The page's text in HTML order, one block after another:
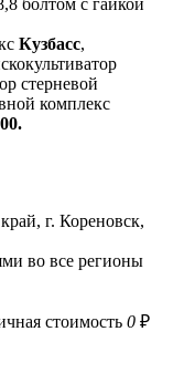
Кузбасс,
стерневой
комплекс
г. Кореновск,
во все регионы
стоимость 0 ₽